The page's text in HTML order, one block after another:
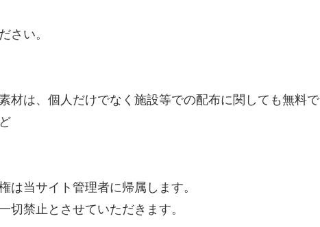
さい。
材は、個人だけでなく施設等での配布に関しても無料で
は当サイト管理者に帰属します。
切禁止とさせていただきます。